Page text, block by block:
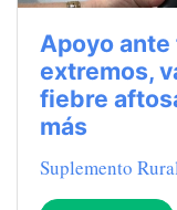
Apoyo
extremos,
fiebre
más
Suplemento